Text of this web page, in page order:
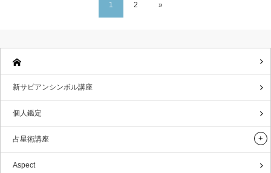
1 2 »
新サビアンシンボル講座
個人鑑定
占星術講座
Aspect